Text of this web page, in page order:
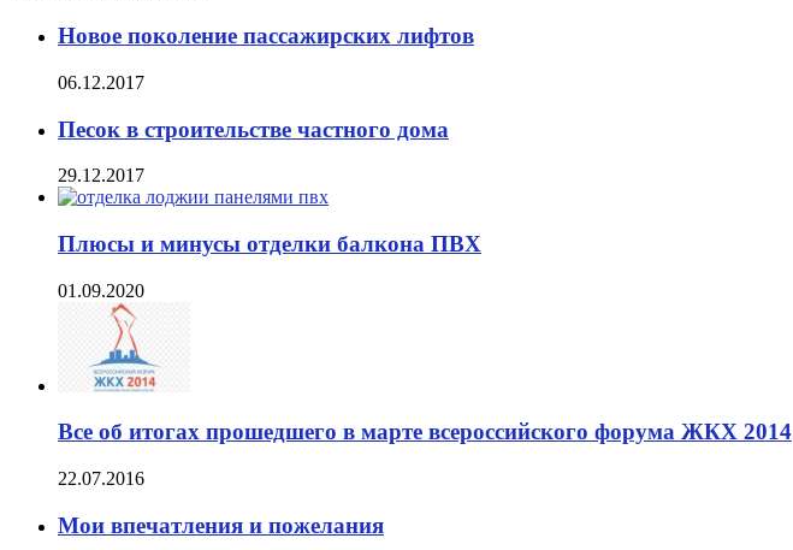
Новое поколение пассажирских лифтов
06.12.2017
Песок в строительстве частного дома
29.12.2017
Плюсы и минусы отделки балкона ПВХ
01.09.2020
Все об итогах прошедшего в марте всероссийского форума ЖКХ 2014
22.07.2016
Мои впечатления и пожелания